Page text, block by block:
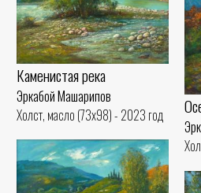
Каменистая река
Эркабой Машарипов
Холст, масло (73x98) - 2023 год